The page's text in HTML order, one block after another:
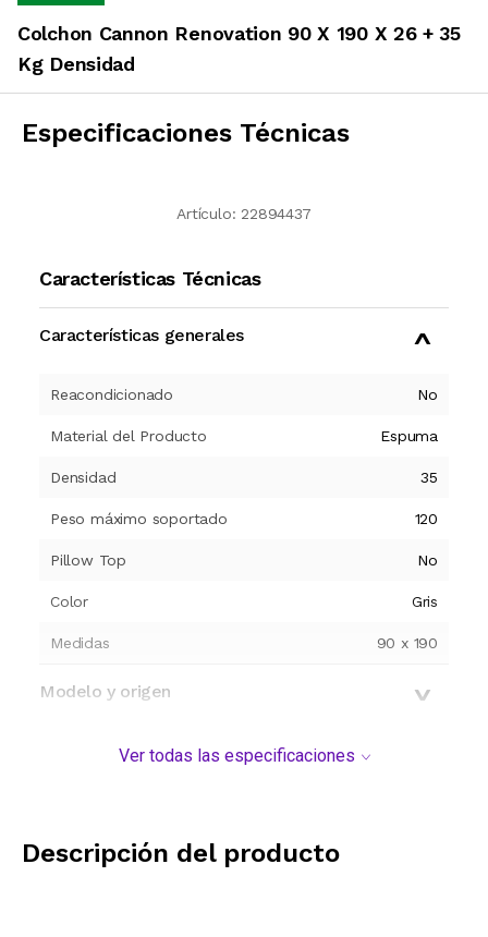
Colchon Cannon Renovation 90 X 190 X 26 + 35
Kg Densidad
Especificaciones Técnicas
Artículo: 22894437
Características Técnicas
Características generales
Reacondicionado No
Material del Producto Espuma
Densidad 35
Peso máximo soportado 120
Pillow Top No
Color Gris
Medidas 90 x 190
Modelo y origen
Ver todas las especificaciones
Descripción del producto